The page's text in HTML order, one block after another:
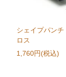
シェイプパンチ
ロス
1,760円(税込)